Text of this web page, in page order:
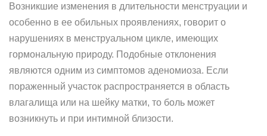
Возникшие изменения в длительности менструации и
особенно в ее обильных проявлениях, говорит о
нарушениях в менструальном цикле, имеющих
гормональную природу. Подобные отклонения
являются одним из симптомов аденомиоза. Если
пораженный участок распространяется в область
влагалища или на шейку матки, то боль может
возникнуть и при интимной близости.